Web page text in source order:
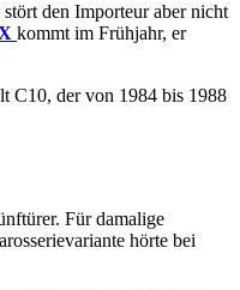
den Importeur aber nicht
kommt im Frühjahr, er
C10, der von 1984 bis 1988
Für damalige
hörte bei